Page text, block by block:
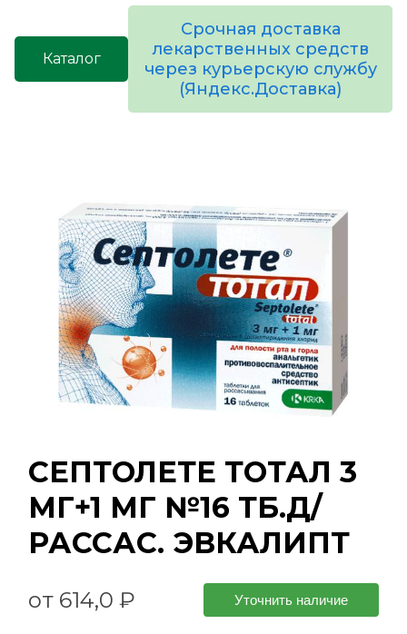
Каталог
Срочная доставка
лекарственных средств
через курьерскую службу
(Яндекс.Доставка)
СЕПТОЛЕТЕ ТОТАЛ 3
МГ+1 МГ №16 ТБ.Д/
РАССАС. ЭВКАЛИПТ
от 614,0 ₽ Уточнить наличие